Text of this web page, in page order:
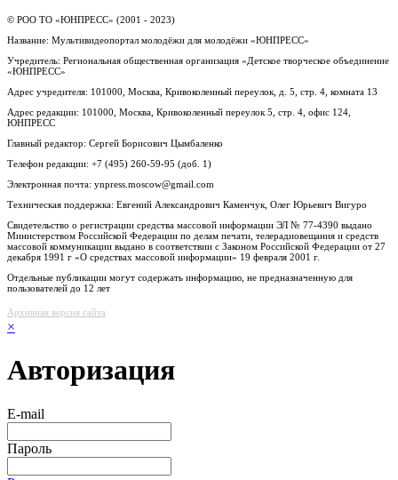
© РОО ТО «ЮНПРЕСС» (2001 - 2023)
Название: Мультивидеопортал молодёжи для молодёжи «ЮНПРЕСС»
Учредитель: Региональная общественная организация «Детское творческое объединение
«ЮНПРЕСС»
Адрес учредителя: 101000, Москва, Кривоколенный переулок, д. 5, стр. 4, комната 13
Адрес редакции: 101000, Москва, Кривоколенный переулок 5, стр. 4, офис 124,
ЮНПРЕСС
Главный редактор: Сергей Борисович Цымбаленко
Телефон редакции: +7 (495) 260-59-95 (доб. 1)
Электронная почта: ynpress.moscow@gmail.com
Техническая поддержка: Евгений Александрович Каменчук, Олег Юрьевич Вигуро
Свидетельство о регистрации средства массовой информации ЭЛ № 77-4390 выдано
Министерством Российской Федерации по делам печати, телерадиовещания и средств
массовой коммуникации выдано в соответствии с Законом Российской Федерации от 27
декабря 1991 г «О средствах массовой информации» 19 февраля 2001 г.
Отдельные публикации могут содержать информацию, не предназначенную для
пользователей до 12 лет
Архивная версия сайта
×
Авторизация
E-mail
Пароль